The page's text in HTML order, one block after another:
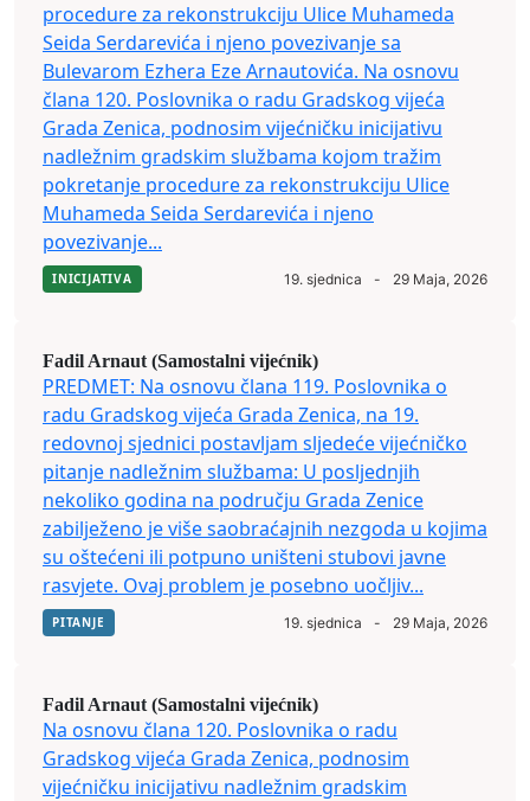
procedure za rekonstrukciju Ulice Muhameda
Seida Serdarevića i njeno povezivanje sa
Bulevarom Ezhera Eze Arnautovića. Na osnovu
člana 120. Poslovnika o radu Gradskog vijeća
Grada Zenica, podnosim vijećničku inicijativu
nadležnim gradskim službama kojom tražim
pokretanje procedure za rekonstrukciju Ulice
Muhameda Seida Serdarevića i njeno
povezivanje...
INICIJATIVA 19. sjednica - 29 Maja, 2026
Fadil Arnaut (Samostalni vijećnik)
PREDMET: Na osnovu člana 119. Poslovnika o
radu Gradskog vijeća Grada Zenica, na 19.
redovnoj sjednici postavljam sljedeće vijećničko
pitanje nadležnim službama: U posljednjih
nekoliko godina na području Grada Zenice
zabilježeno je više saobraćajnih nezgoda u kojima
su oštećeni ili potpuno uništeni stubovi javne
rasvjete. Ovaj problem je posebno uočljiv...
PITANJE 19. sjednica - 29 Maja, 2026
Fadil Arnaut (Samostalni vijećnik)
Na osnovu člana 120. Poslovnika o radu
Gradskog vijeća Grada Zenica, podnosim
vijećničku inicijativu nadležnim gradskim